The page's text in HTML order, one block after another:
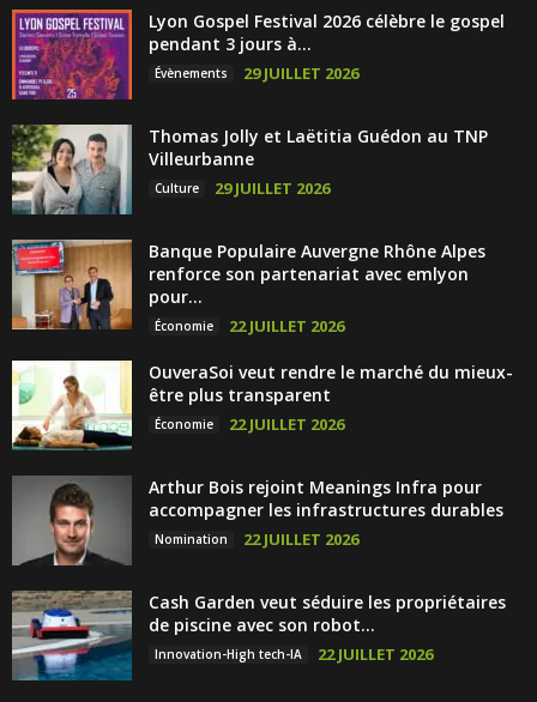
Lyon Gospel Festival 2026 célèbre le gospel
pendant 3 jours à...
Évènements 29 JUILLET 2026
Thomas Jolly et Laëtitia Guédon au TNP
Villeurbanne
Culture 29 JUILLET 2026
Banque Populaire Auvergne Rhône Alpes
renforce son partenariat avec emlyon
pour...
Économie 22 JUILLET 2026
OuveraSoi veut rendre le marché du mieux-
être plus transparent
Économie 22 JUILLET 2026
Arthur Bois rejoint Meanings Infra pour
accompagner les infrastructures durables
Nomination 22 JUILLET 2026
Cash Garden veut séduire les propriétaires
de piscine avec son robot...
Innovation-High tech-IA 22 JUILLET 2026